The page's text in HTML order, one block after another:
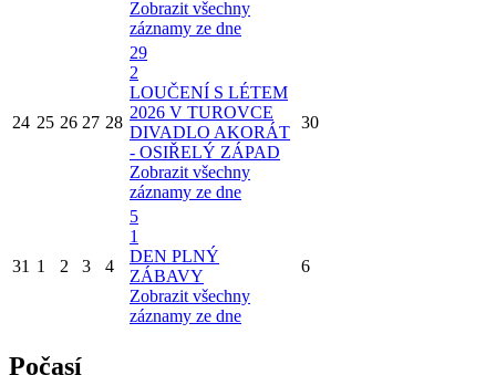
Zobrazit všechny
záznamy ze dne
24 25 26 27 28
29
2
LOUČENÍ S LÉTEM
2026 V TUROVCE
DIVADLO AKORÁT
- OSIŘELÝ ZÁPAD
Zobrazit všechny
záznamy ze dne
30
31 1 2 3 4
5
1
DEN PLNÝ
ZÁBAVY
Zobrazit všechny
záznamy ze dne
6
Počasí